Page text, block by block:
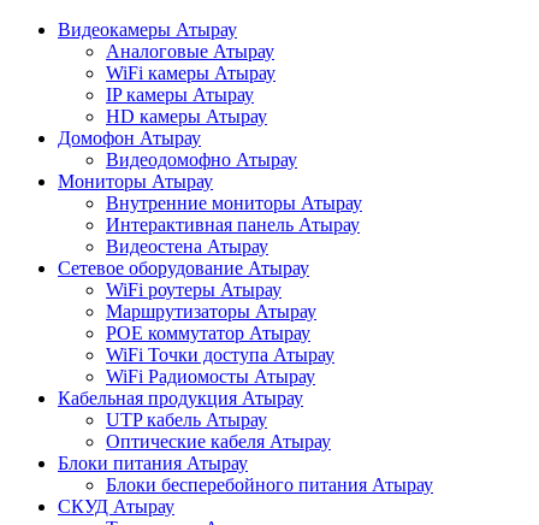
Видеокамеры Атырау
Аналоговые Атырау
WiFi камеры Атырау
IP камеры Атырау
HD камеры Атырау
Домофон Атырау
Видеодомофно Атырау
Мониторы Атырау
Внутренние мониторы Атырау
Интерактивная панель Атырау
Видеостена Атырау
Сетевое оборудование Атырау
WiFi роутеры Атырау
Маршрутизаторы Атырау
POE коммутатор Атырау
WiFi Точки доступа Атырау
WiFi Радиомосты Атырау
Кабельная продукция Атырау
UTP кабель Атырау
Оптические кабеля Атырау
Блоки питания Атырау
Блоки бесперебойного питания Атырау
СКУД Атырау